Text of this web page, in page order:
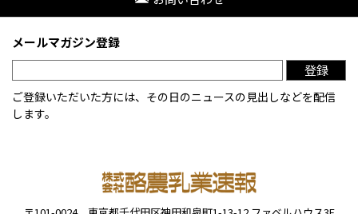
メールマガジン登録
登録
ご登録いただいた方には、その日のニュースの見出しなどを配信
します。